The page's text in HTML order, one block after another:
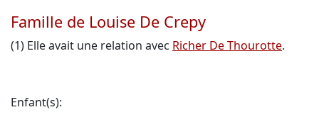
Famille de Louise De Crepy
(1) Elle avait une relation avec Richer De Thourotte.
Enfant(s):